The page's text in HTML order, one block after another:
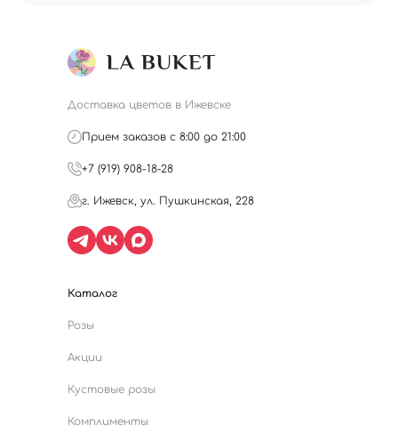
Доставка цветов в Ижевске
Прием заказов с 8:00 до 21:00
+7 (919) 908-18-28
г. Ижевск, ул. Пушкинская, 228
Каталог
Розы
Акции
Кустовые розы
Комплименты